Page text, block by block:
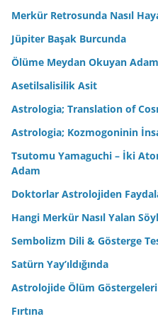
Merkür Retrosunda Nasıl
Jüpiter Başak Burcunda
Ölüme Meydan Okuyan
Asetilsalisilik Asit
Astrologia; Translation of
Astrologia; Kozmogoninin
Tsutomu Yamaguchi – İki
Adam
Doktorlar Astrolojiden
Hangi Merkür Nasıl Yalan
Sembolizm Dili & Gösterge
Satürn Yay’ıldığında
Astrolojide Ölüm
Fırtına